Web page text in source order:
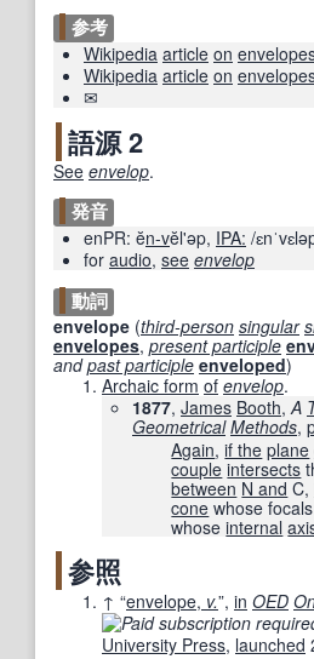
参考
Wikipedia article on
Wikipedia article on
✉
語源 2
See envelop.
発音
enPR: ĕn-vĕl'əp, IPA: /
for audio, see envelop
動詞
envelope (third-person singular
envelopes, present participle
andpast participle enveloped)
Archaic form of envelop.
1877, James Booth, A
Geometrical Methods,
Again,if the plane
couple intersects
between N and C,
cone whose
whoseinternal
参照
↑ “envelope, v.”, in OED
University Press, launched